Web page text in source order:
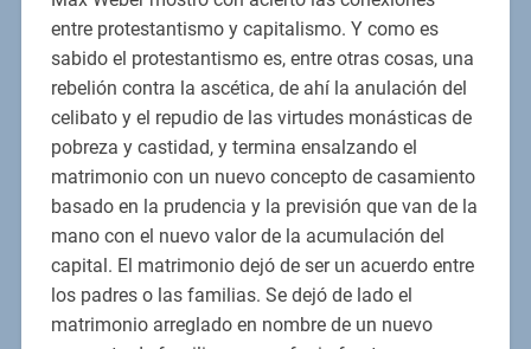
entre protestantismo y capitalismo. Y como es
sabido el protestantismo es, entre otras cosas, una
rebelión contra la ascética, de ahí la anulación del
celibato y el repudio de las virtudes monásticas de
pobreza y castidad, y termina ensalzando el
matrimonio con un nuevo concepto de casamiento
basado en la prudencia y la previsión que van de la
mano con el nuevo valor de la acumulación del
capital. El matrimonio dejó de ser un acuerdo entre
los padres o las familias. Se dejó de lado el
matrimonio arreglado en nombre de un nuevo